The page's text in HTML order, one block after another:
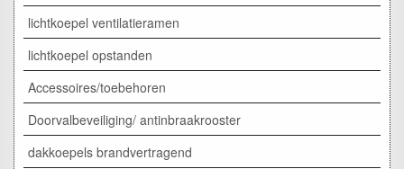
lichtkoepel ventilatieramen
lichtkoepel opstanden
Accessoires/toebehoren
Doorvalbeveiliging/ antinbraakrooster
dakkoepels brandvertragend